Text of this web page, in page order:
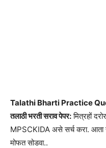
Talathi Bharti Practice
तलाठी भरती सराव पेपर:मित्रहों
MPSCKIDA असे सर्च करा. आता
मोफत सोडवा..